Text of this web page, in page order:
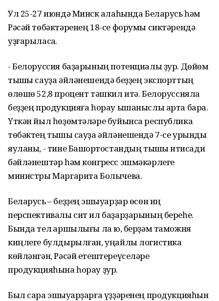
Ул 25-27 июндә Минск ҡалаһында Беларусь һәм
Рәсәй төбәктәренең 18-се форумы сиктәрендә
уҙғарыласаҡ.
- Белоруссия баҙарының потенциалы ҙур. Дөйөм
тышҡы сауҙа әйләнешендә беҙҙең экспорттың
өлөшө 52,8 процент тәшкил итә. Белоруссияла
беҙҙең продукцияға һорау ышаныслы арта бара.
Үткән йыл һөҙөмтәләре буйынса республика
төбәктең тышҡы сауҙа әйләнешендә 7-се урынды
яуланы, - тине Башҡортостандың тышҡы иҡтисади
бәйләнештәр һәм конгресс эшмәкәрлеге
министры Маргарита Болычева.
Беларусь – беҙҙең эшҡыуарҙар өсөн иң
перспективалы сит ил баҙарҙарының береһе.
Бында тел ҡаршылығы ла юҡ, берҙәм таможня
киңлеге булдырылған, уңайлы логистика
көйләнгән, Рәсәй етештереүселәре
продукцияһына һорау ҙур.
Был сара эшҡыуарҙарға үҙҙәренең продукцияһын